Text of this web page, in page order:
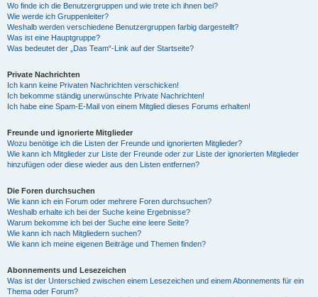
Wo finde ich die Benutzergruppen und wie trete ich ihnen bei?
Wie werde ich Gruppenleiter?
Weshalb werden verschiedene Benutzergruppen farbig dargestellt?
Was ist eine Hauptgruppe?
Was bedeutet der „Das Team“-Link auf der Startseite?
Private Nachrichten
Ich kann keine Privaten Nachrichten verschicken!
Ich bekomme ständig unerwünschte Private Nachrichten!
Ich habe eine Spam-E-Mail von einem Mitglied dieses Forums erhalten!
Freunde und ignorierte Mitglieder
Wozu benötige ich die Listen der Freunde und ignorierten Mitglieder?
Wie kann ich Mitglieder zur Liste der Freunde oder zur Liste der ignorierten Mitglieder
hinzufügen oder diese wieder aus den Listen entfernen?
Die Foren durchsuchen
Wie kann ich ein Forum oder mehrere Foren durchsuchen?
Weshalb erhalte ich bei der Suche keine Ergebnisse?
Warum bekomme ich bei der Suche eine leere Seite?
Wie kann ich nach Mitgliedern suchen?
Wie kann ich meine eigenen Beiträge und Themen finden?
Abonnements und Lesezeichen
Was ist der Unterschied zwischen einem Lesezeichen und einem Abonnements für ein
Thema oder Forum?